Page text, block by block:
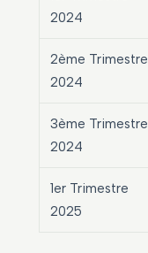
2024
2ème Trimestre
2024
3ème Trimestre
2024
1er Trimestre
2025